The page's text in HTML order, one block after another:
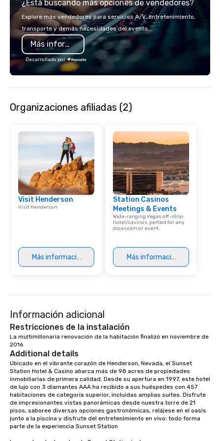
impression. We also
sleeves for our
you to create a truly
experience that sets
¿Está buscando más opciones de vendedores?
Explore más vendedores para servicios A/V, entretenimiento,
transporte y demás necesidades del evento.
Más información
Desarrollado por
Organizaciones afiliadas (2)
Visit Henderson
Visit Henderson
Más información
Station Casinos
Meetings & Events
Wide-ranging Vegas off-strip
hotel/casinos, perfect for any
occassion or event.
Más información
Información adicional
Restricciones de la instalación
La multimillonaria renovación de la habitación finalizó en noviembre de
2016
Additional details
Ubicado en el vibrante corazón de Henderson, Nevada, el Sunset
Station Hotel & Casino abarca más de 98 acres de propiedades
inmobiliarias de primera calidad. Desde su apertura en 1997, este hotel
de lujo con 3 diamantes AAA ha recibido a sus huéspedes con 457
habitaciones de categoría superior, incluidas amplias suites. Disfrute
de impresionantes vistas panorámicas desde nuestra torre de 21
pisos, saboree diversas opciones gastronómicas, relájese en el oasis
junto a la piscina y disfrute del entretenimiento en vivo: todo forma
parte de la experiencia Sunset Station